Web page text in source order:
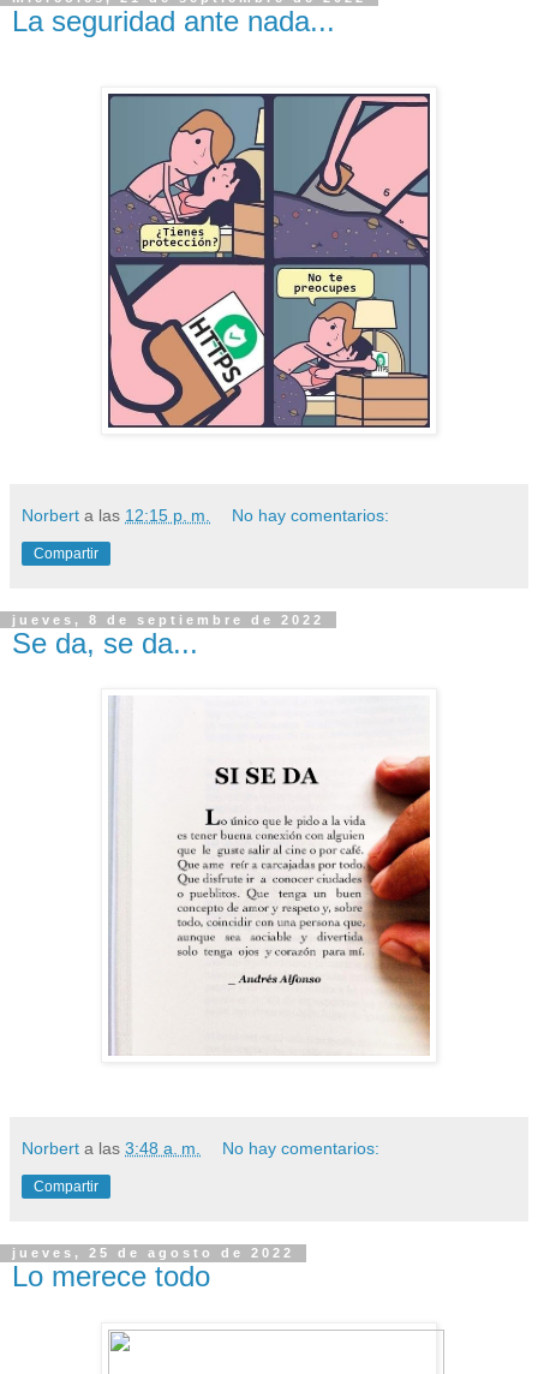
La seguridad ante nada...
Norbert a las 12:15 p. m. No hay comentarios:
Compartir
jueves, 8 de septiembre de 2022
Se da, se da...
Norbert a las 3:48 a. m. No hay comentarios:
Compartir
jueves, 25 de agosto de 2022
Lo merece todo